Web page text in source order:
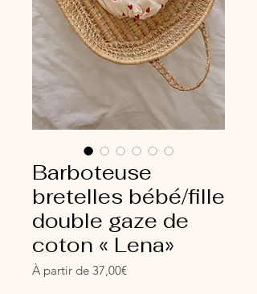
Barboteuse
bretelles bébé/fille
double gaze de
coton « Lena»
À partir de 37,00€Prix